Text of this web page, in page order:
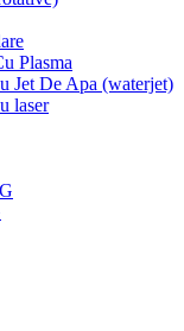
Plasma
Jet De Apa (waterjet)
laser